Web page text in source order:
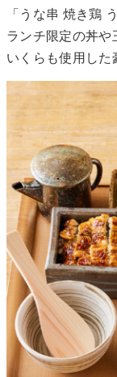
「うな串 焼き鶏
ランチ限定の丼や
いくらも使用した